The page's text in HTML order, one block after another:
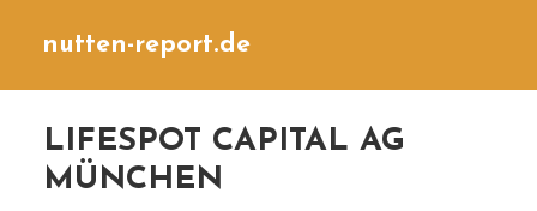
nutten-report.de
LIFESPOT CAPITAL AG
MÜNCHEN